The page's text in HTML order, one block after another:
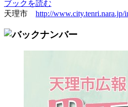
ブックを読む
天理市 http://www.city.tenri.nara.jp/